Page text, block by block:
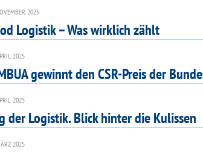
2025
Logistik – Was wirklich zählt
2025
gewinnt den CSR-Preis der
2025
der Logistik. Blick hinter die Kulissen
2025